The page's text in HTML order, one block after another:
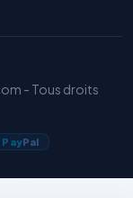
- Tous droits
PayPal